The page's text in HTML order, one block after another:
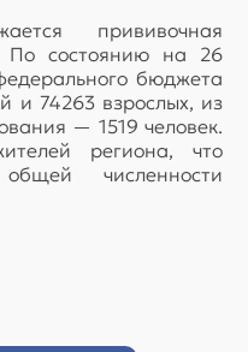
прививочная
По состоянию на 26
бюджета
и 74263 взрослых, из
— 1519 человек.
региона, что
численности